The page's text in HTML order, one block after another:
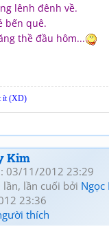
lênh đênh về.
bến quê.
thề đầu hôm...
ít (XD)
Kim
03/11/2012 23:29
lần cuối bởi Ngọc
23:36
thích